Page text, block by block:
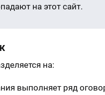
на этот сайт.
на:
выполняет ряд